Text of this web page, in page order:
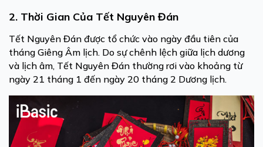
2. Thời Gian Của Tết Nguyên Đán
Tết Nguyên Đán được tổ chức vào ngày đầu tiên của
tháng Giêng Âm lịch. Do sự chênh lệch giữa lịch dương
và lịch âm, Tết Nguyên Đán thường rơi vào khoảng từ
ngày 21 tháng 1 đến ngày 20 tháng 2 Dương lịch.